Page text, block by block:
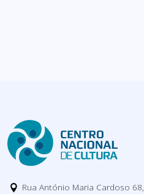
Rua António Maria Cardoso 68,